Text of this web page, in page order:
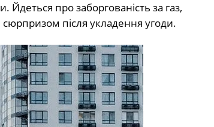
про заборгованість за газ,
після укладення угоди.